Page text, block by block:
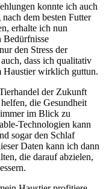
konnte ich auch
dem⁣ besten Futter
erhalte ich nun
Bedürfnisse⁢
‌den Stress der
​dass ich qualitativ⁢
⁤Haustier wirklich guttun.
der Zukunft
die Gesundheit
im Blick zu
Technologien⁣ kann
sogar den Schlaf
Daten ‍kann ich dann
die darauf abzielen,